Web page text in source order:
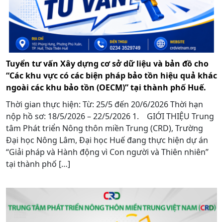
Tuyển tư vấn Xây dựng cơ sở dữ liệu và bản đồ cho
“Các khu vực có các biện pháp bảo tồn hiệu quả khác
ngoài các khu bảo tồn (OECM)” tại thành phố Huế.
Thời gian thực hiện: Từ: 25/5 đến 20/6/2026 Thời hạn
nộp hồ sơ: 18/5/2026 – 22/5/2026 1. GIỚI THIỆU Trung
tâm Phát triển Nông thôn miền Trung (CRD), Trường
Đại học Nông Lâm, Đại học Huế đang thực hiện dự án
“Giải pháp và Hành động vì Con người và Thiên nhiên”
tại thành phố […]